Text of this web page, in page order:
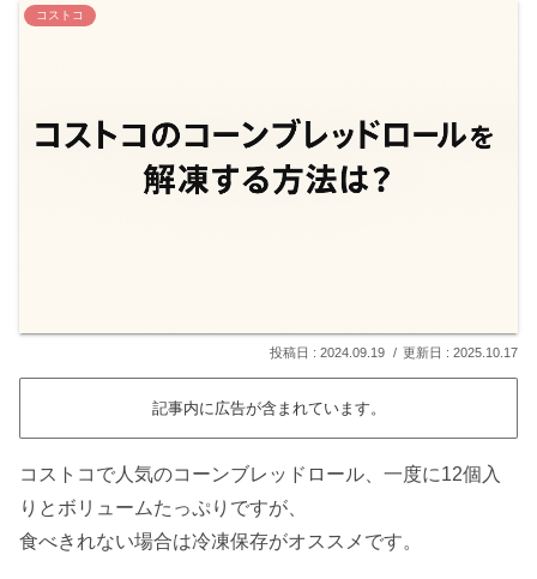
コストコ
2024.09.19 2025.10.17
記事内に広告が含まれています。
コストコで人気のコーンブレッドロール、一度に12個入
りとボリュームたっぷりですが、
食べきれない場合は冷凍保存がオススメです。